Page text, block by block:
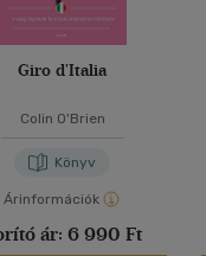
Giro d'Italia
Colin O'Brien
Könyv
Árinformációk
ár: 6 990 Ft